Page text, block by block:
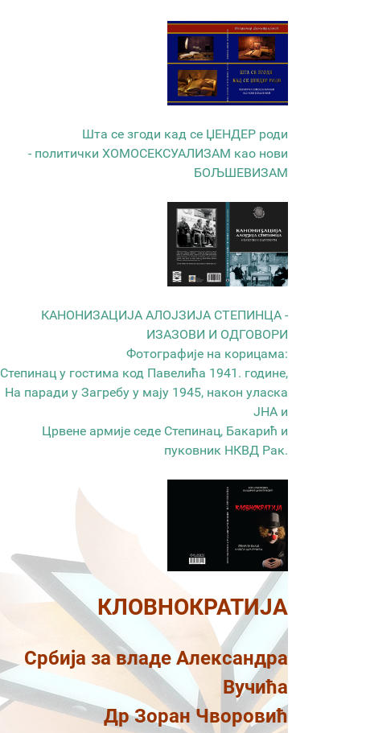
Шта се згоди кад се ЏЕНДЕР роди
- политички ХОМОСЕКСУАЛИЗАМ као нови
БОЉШЕВИЗАМ
КАНОНИЗАЦИЈА АЛОЈЗИЈА СТЕПИНЦА -
ИЗАЗОВИ И ОДГОВОРИ
Фотографије на корицама:
Степинац у гостима код Павелића 1941. године,
На паради у Загребу у мају 1945, након уласка
ЈНА и
Црвене армије седе Степинац, Бакарић и
пуковник НКВД Рак.
КЛОВНОКРАТИЈА
Србија за владе Александра
Вучића
Др Зоран Чворовић